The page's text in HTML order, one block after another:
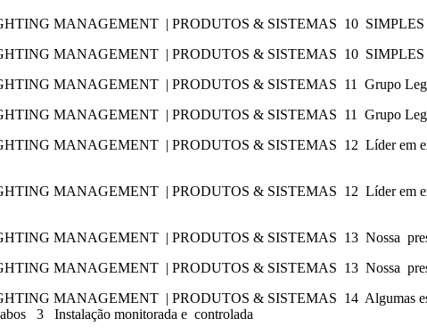
MANAGEMENT | PRODUTOS & SISTEMAS 10 SIMPLES
MANAGEMENT | PRODUTOS & SISTEMAS 10 SIMPLES
MANAGEMENT | PRODUTOS & SISTEMAS 11 Grupo
MANAGEMENT | PRODUTOS & SISTEMAS 11 Grupo
MANAGEMENT | PRODUTOS & SISTEMAS 12 Líder em
MANAGEMENT | PRODUTOS & SISTEMAS 12 Líder em
MANAGEMENT | PRODUTOS & SISTEMAS 13 Nossa
MANAGEMENT | PRODUTOS & SISTEMAS 13 Nossa
MANAGEMENT | PRODUTOS & SISTEMAS 14 Algumas
3 Instalação monitorada e controlada